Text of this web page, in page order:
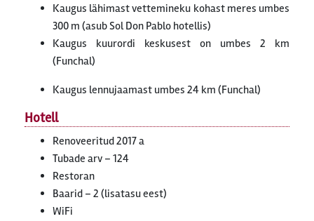
Kaugus lähimast vettemineku kohast meres umbes
300 m (asub Sol Don Pablo hotellis)
Kaugus kuurordi keskusest on umbes 2 km
(Funchal)
Kaugus lennujaamast umbes 24 km (Funchal)
Hotell
Renoveeritud 2017 a
Tubade arv – 124
Restoran
Baarid – 2 (lisatasu eest)
WiFi